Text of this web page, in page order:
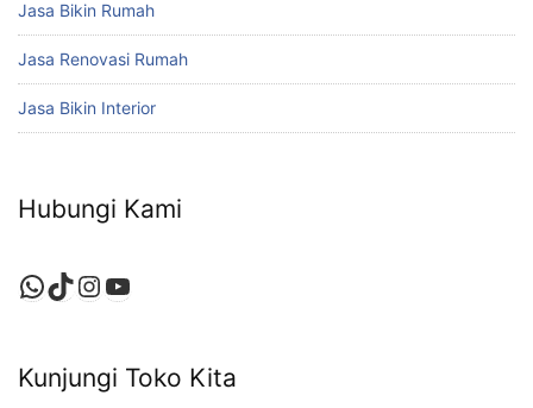
Jasa Bikin Rumah
Jasa Renovasi Rumah
Jasa Bikin Interior
Hubungi Kami
WhatsApp
TikTok
Instagram
YouTube
Kunjungi Toko Kita